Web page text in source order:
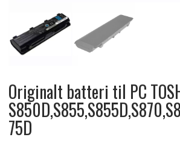
Originalt batteri til PC
75D